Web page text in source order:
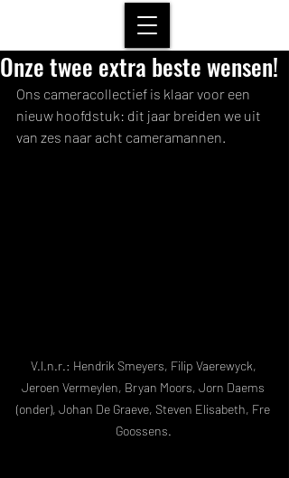
Onze twee extra beste wensen!
Ons cameracollectief is klaar voor een
nieuw hoofdstuk: dit jaar breiden we uit
van zes naar acht cameramannen.
V.l.n.r.: Hendrik Smeyers, Filip Vaerewyck,
Jeroen Vermeylen, Bryan Moors, Jorn Daems
(onder), Johan De Graeve, Steven Elisabeth, Fre
Goossens.